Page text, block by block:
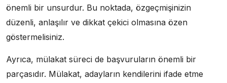
önemli bir unsurdur. Bu noktada, özgeçmişinizin
düzenli, anlaşılır ve dikkat çekici olmasına özen
göstermelisiniz.
Ayrıca, mülakat süreci de başvuruların önemli bir
parçasıdır. Mülakat, adayların kendilerini ifade etme